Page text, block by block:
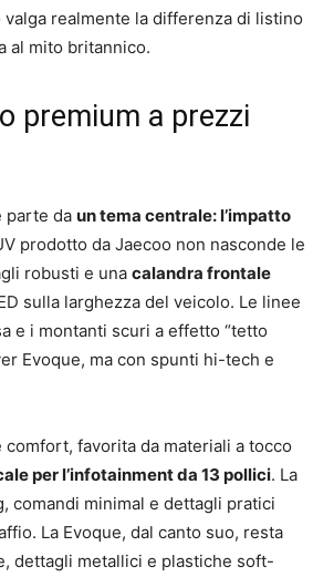
realmente la differenza di listino
al mito britannico.
premium a prezzi
parte da un tema centrale: l’impatto
prodotto da Jaecoo non nasconde le
robusti e una calandra frontale
sulla larghezza del veicolo. Le linee
e i montanti scuri a effetto “tetto
Evoque, ma con spunti hi-tech e
comfort, favorita da materiali a tocco
per l’infotainment da 13 pollici. La
comandi minimal e dettagli pratici
La Evoque, dal canto suo, resta
dettagli metallici e plastiche soft-